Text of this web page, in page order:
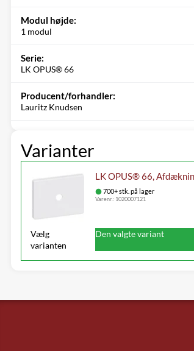
Modul højde:
1 modul
Serie:
LK OPUS® 66
Producent/forhandler:
Lauritz Knudsen
Varianter
LK OPUS® 66,
700+ stk. på lager
Varenr.: 1020007121
Vælg
varianten
Den valgte variant